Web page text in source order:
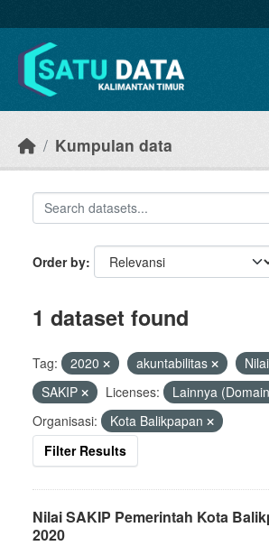
Kumpulan data
Order by
1 dataset found
Tag: 2020 akuntabilitas Nilai
SAKIP
Licenses:
Lainnya
Organisasi:
Kota Balikpapan
Filter Results
Nilai SAKIP Pemerintah Kota
2020